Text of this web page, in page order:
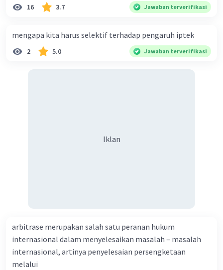
Kevin L
1. Penggunaan sumber daya yang terbatas: Misalnya,
dalam proses produksi. Misalnya, penggunaan mesin
atau peralatan yang efisien dalam menghasilkan barang
atau jasa.
16 3.7 Jawaban terverifikasi
mengapa kita harus selektif terhadap pengaruh iptek
2 5.0 Jawaban terverifikasi
Iklan
arbitrase merupakan salah satu peranan hukum
internasional dalam menyelesaikan masalah – masalah
internasional, artinya penyelesaian persengketaan
melalui